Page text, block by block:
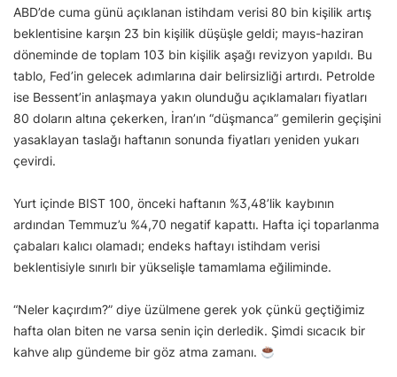
ABD’de cuma günü açıklanan istihdam verisi 80 bin kişilik artış
beklentisine karşın 23 bin kişilik düşüşle geldi; mayıs-haziran
döneminde de toplam 103 bin kişilik aşağı revizyon yapıldı. Bu
tablo, Fed’in gelecek adımlarına dair belirsizliği artırdı. Petrolde
ise Bessent’in anlaşmaya yakın olunduğu açıklamaları fiyatları
80 doların altına çekerken, İran’ın “düşmanca” gemilerin geçişini
yasaklayan taslağı haftanın sonunda fiyatları yeniden yukarı
çevirdi.
Yurt içinde BIST 100, önceki haftanın %3,48’lik kaybının
ardından Temmuz’u %4,70 negatif kapattı. Hafta içi toparlanma
çabaları kalıcı olamadı; endeks haftayı istihdam verisi
beklentisiyle sınırlı bir yükselişle tamamlama eğiliminde.
“Neler kaçırdım?” diye üzülmene gerek yok çünkü geçtiğimiz
hafta olan biten ne varsa senin için derledik. Şimdi sıcacık bir
kahve alıp gündeme bir göz atma zamanı.